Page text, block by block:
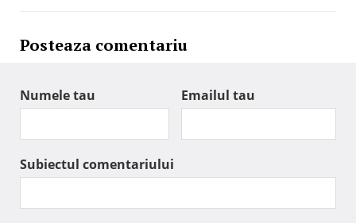
Posteaza comentariu
Numele tau Emailul tau
Subiectul comentariului